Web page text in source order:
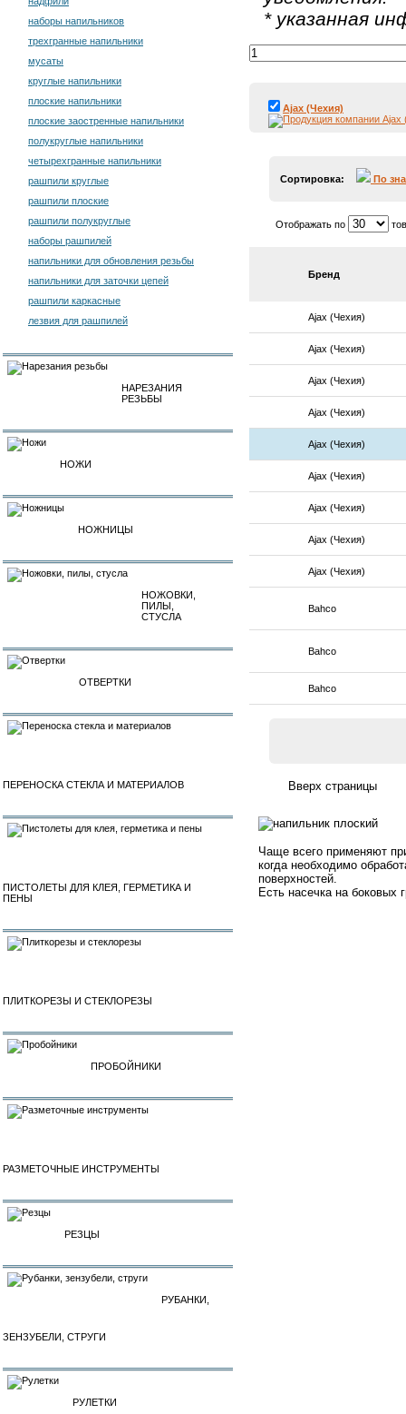
наборы напильников
трехгранные напильники
мусаты
круглые напильники
плоские напильники
плоские заостренные напильники
полукруглые напильники
четырехгранные напильники
рашпили круглые
рашпили плоские
рашпили полукруглые
наборы рашпилей
напильники для обновления резьбы
напильники для заточки цепей
рашпили каркасные
лезвия для рашпилей
НАРЕЗАНИЯ
РЕЗЬБЫ
НОЖИ
НОЖНИЦЫ
НОЖОВКИ,
ПИЛЫ,
СТУСЛА
ОТВЕРТКИ
ПЕРЕНОСКА СТЕКЛА И МАТЕРИАЛОВ
ПИСТОЛЕТЫ ДЛЯ КЛЕЯ, ГЕРМЕТИКА И
ПЕНЫ
ПЛИТКОРЕЗЫ И СТЕКЛОРЕЗЫ
ПРОБОЙНИКИ
РАЗМЕТОЧНЫЕ ИНСТРУМЕНТЫ
РЕЗЦЫ
РУБАНКИ,
ЗЕНЗУБЕЛИ, СТРУГИ
РУЛЕТКИ
* указанная
Ajax (Чехия)
Сортировка: По
Отображать по
Бренд
Ajax (Чехия)
Ajax (Чехия)
Ajax (Чехия)
Ajax (Чехия)
Ajax (Чехия)
Ajax (Чехия)
Ajax (Чехия)
Ajax (Чехия)
Ajax (Чехия)
Bahco
Bahco
Bahco
Чаще всего применяют
когда необходимо
поверхностей.
Есть насечка на боковых